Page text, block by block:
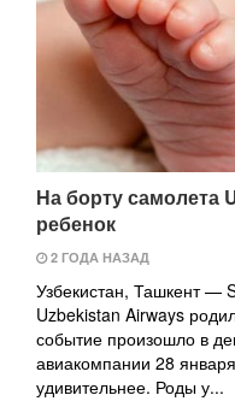
На борту самолета
ребенок
2 ГОДА НАЗАД
Узбекистан, Ташкент —
Uzbekistan Airways
событие произошло в
авиакомпании 28
удивительнее. Роды у...